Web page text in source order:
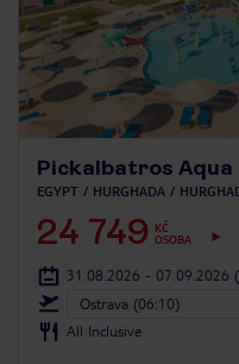
Pickalbatros Aqua
EGYPT HURGHADA
24 749
KČ
OSOBA
31.08.2026 - 07.09.2026
Ostrava (06:10)
All Inclusive